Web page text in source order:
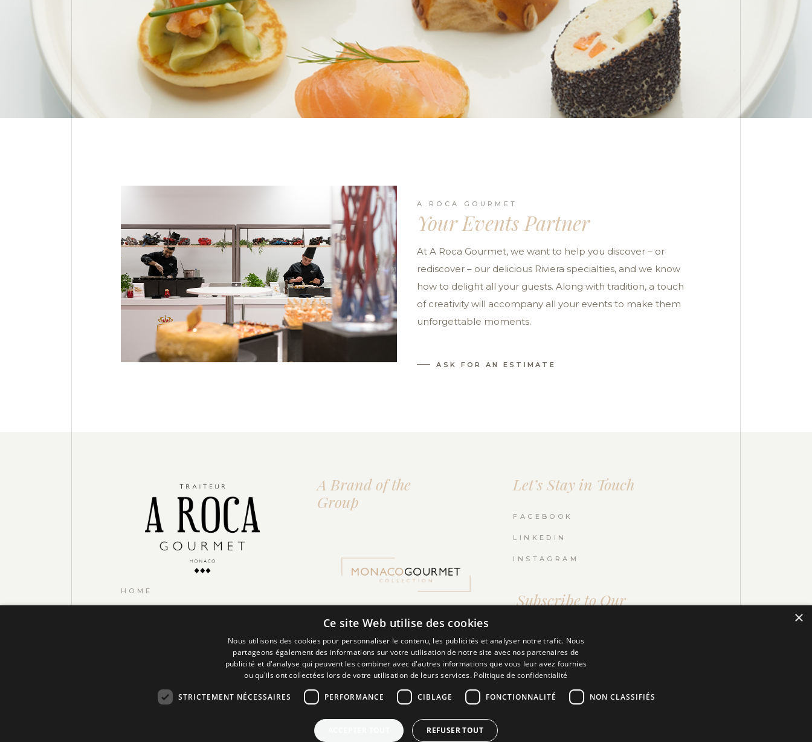
A ROCA GOURMET
Your Events Partner
At A Roca Gourmet, we want to help you discover – or
rediscover – our delicious Riviera specialties, and we know
how to delight all your guests. Along with tradition, a touch
of creativity will accompany all your events to make them
unforgettable moments.
ASK FOR AN ESTIMATE
HOME
POLITIQUE DE
A Brand of the
Group
Let’s Stay in Touch
FACEBOOK
LINKEDIN
INSTAGRAM
Subscribe to Our
×
Ce site Web utilise des cookies
Nous utilisons des cookies pour personnaliser le contenu, les publicités et analyser notre trafic. Nous
partageons également des informations sur votre utilisation de notre site avec nos partenaires de
publicité et d'analyse qui peuvent les combiner avec d'autres informations que vous leur avez fournies
ou qu'ils ont collectées lors de votre utilisation de leurs services. Politique de confidentialité
STRICTEMENT NÉCESSAIRES PERFORMANCE CIBLAGE FONCTIONNALITÉ NON CLASSIFIÉS
REFUSER TOUT